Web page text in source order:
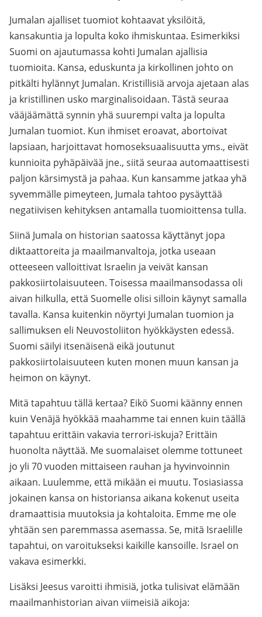
Jumalan ajalliset tuomiot kohtaavat yksilöitä,
kansakuntia ja lopulta koko ihmiskuntaa. Esimerkiksi
Suomi on ajautumassa kohti Jumalan ajallisia
tuomioita. Kansa, eduskunta ja kirkollinen johto on
pitkälti hylännyt Jumalan. Kristillisiä arvoja ajetaan alas
ja kristillinen usko marginalisoidaan. Tästä seuraa
vääjäämättä synnin yhä suurempi valta ja lopulta
Jumalan tuomiot. Kun ihmiset eroavat, abortoivat
lapsiaan, harjoittavat homoseksuaalisuutta yms., eivät
kunnioita pyhäpäivää jne., siitä seuraa automaattisesti
paljon kärsimystä ja pahaa. Kun kansamme jatkaa yhä
syvemmälle pimeyteen, Jumala tahtoo pysäyttää
negatiivisen kehityksen antamalla tuomioittensa tulla.
Siinä Jumala on historian saatossa käyttänyt jopa
diktaattoreita ja maailmanvaltoja, jotka useaan
otteeseen valloittivat Israelin ja veivät kansan
pakkosiirtolaisuuteen. Toisessa maailmansodassa oli
aivan hilkulla, että Suomelle olisi silloin käynyt samalla
tavalla. Kansa kuitenkin nöyrtyi Jumalan tuomion ja
sallimuksen eli Neuvostoliiton hyökkäysten edessä.
Suomi säilyi itsenäisenä eikä joutunut
pakkosiirtolaisuuteen kuten monen muun kansan ja
heimon on käynyt.
Mitä tapahtuu tällä kertaa? Eikö Suomi käänny ennen
kuin Venäjä hyökkää maahamme tai ennen kuin täällä
tapahtuu erittäin vakavia terrori-iskuja? Erittäin
huonolta näyttää. Me suomalaiset olemme tottuneet
jo yli 70 vuoden mittaiseen rauhan ja hyvinvoinnin
aikaan. Luulemme, että mikään ei muutu. Tosiasiassa
jokainen kansa on historiansa aikana kokenut useita
dramaattisia muutoksia ja kohtaloita. Emme me ole
yhtään sen paremmassa asemassa. Se, mitä Israelille
tapahtui, on varoitukseksi kaikille kansoille. Israel on
vakava esimerkki.
Lisäksi Jeesus varoitti ihmisiä, jotka tulisivat elämään
maailmanhistorian aivan viimeisiä aikoja: